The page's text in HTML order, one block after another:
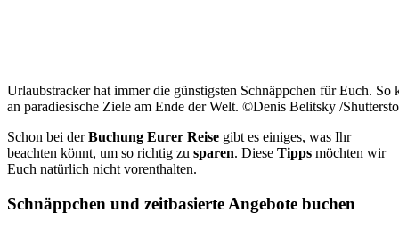
Urlaubstracker hat immer die günstigsten Schnäppchen für Euch. So
an paradiesische Ziele am Ende der Welt. ©Denis Belitsky /
Schon bei derBuchung Eurer Reise gibt es einiges, was Ihr
beachten könnt, um so richtig zu sparen. Diese Tipps möchten wir
Euch natürlich nicht vorenthalten.
Schnäppchen und zeitbasierte Angebote buchen